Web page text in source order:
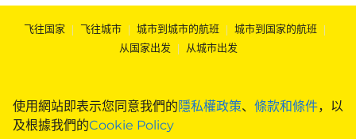
使用網站即表示您同意我們的隱私權政策、 條款和條件，以
及根據我們的Cookie Policy
飞往国家 | 飞往城市 | 城市到城市的航班 | 城市到国家的航班 |
从国家出发 | 从城市出发